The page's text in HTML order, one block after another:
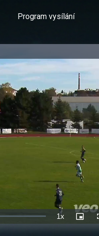
Program vysílání
1xRychlost
přehrávání
Picture-
in-